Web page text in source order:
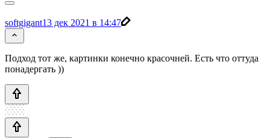
softgigant13 дек 2021 в 14:47
Подход тот же, картинки конечно красочней. Есть что оттуда
понадергать ))